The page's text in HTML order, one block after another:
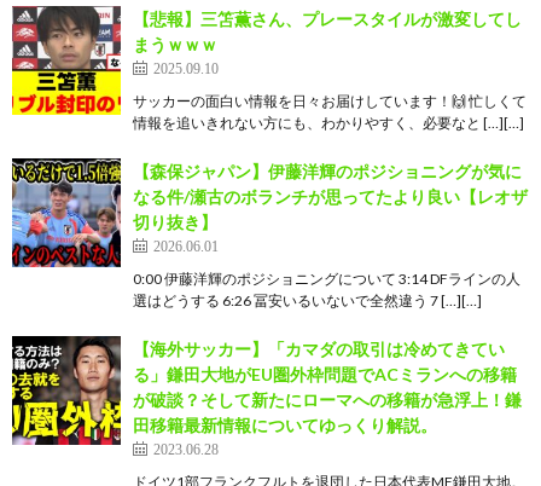
【悲報】三笘薫さん、プレースタイルが激変してし
まうｗｗｗ
2025.09.10
サッカーの面白い情報を日々お届けしています！🙌 忙しくて
情報を追いきれない方にも、わかりやすく、必要なと […][…]
【森保ジャパン】伊藤洋輝のポジショニングが気に
なる件/瀬古のボランチが思ってたより良い【レオザ
切り抜き】
2026.06.01
0:00 伊藤洋輝のポジショニングについて 3:14 DFラインの人
選はどうする 6:26 冨安いるいないで全然違う 7 […][…]
【海外サッカー】「カマダの取引は冷めてきてい
る」鎌田大地がEU圏外枠問題でACミランへの移籍
が破談？そして新たにローマへの移籍が急浮上！鎌
田移籍最新情報についてゆっくり解説。
2023.06.28
ドイツ1部フランクフルトを退団した日本代表MF鎌田大地。